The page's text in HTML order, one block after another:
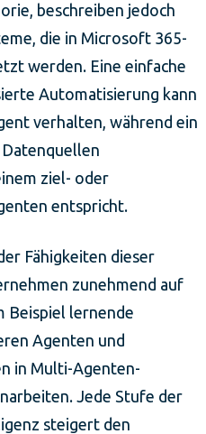
beschreiben jedoch
die in Microsoft 365-
werden. Eine einfache
Automatisierung kann
verhalten, während ein
ziel- oder
entspricht.
Fähigkeiten dieser
zunehmend auf
Beispiel lernende
Agenten und
in Multi-Agenten-
Jede Stufe der
steigert den